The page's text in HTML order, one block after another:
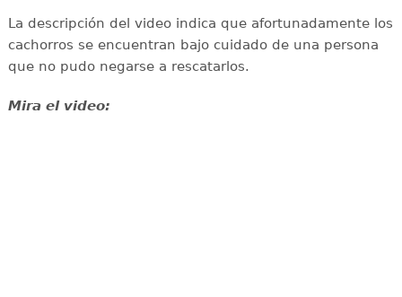
La descripción del video indica que afortunadamente los
cachorros se encuentran bajo cuidado de una persona
que no pudo negarse a rescatarlos.
Mira el video: